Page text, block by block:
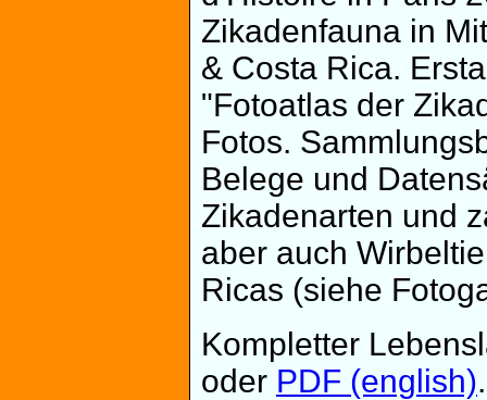
Zikadenfauna in
& Costa Rica.
"Fotoatlas der
Fotos.
Belege und
Zikadenarten und
aber auch
Ricas (siehe
Kompletter
oder PDF (english).